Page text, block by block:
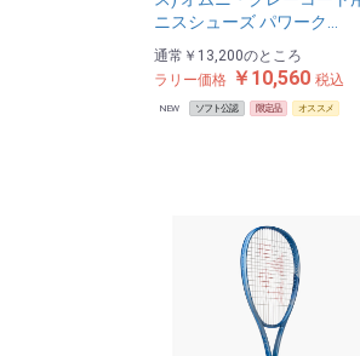
ニスシューズ パワーク…
通常 ￥13,200のところ
ラリー価格 ￥10,560 税込
NEW ソフト公認 限定品 オススメ